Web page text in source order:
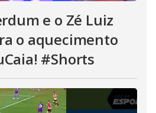
e o Zé Luiz
o aquecimento
#Shorts